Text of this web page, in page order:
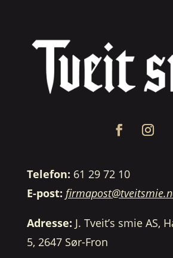
Telefon: 61 29 72 10
E-post:
Adresse: J. Tveit’s smie AS,
5, 2647 Sør-Fron